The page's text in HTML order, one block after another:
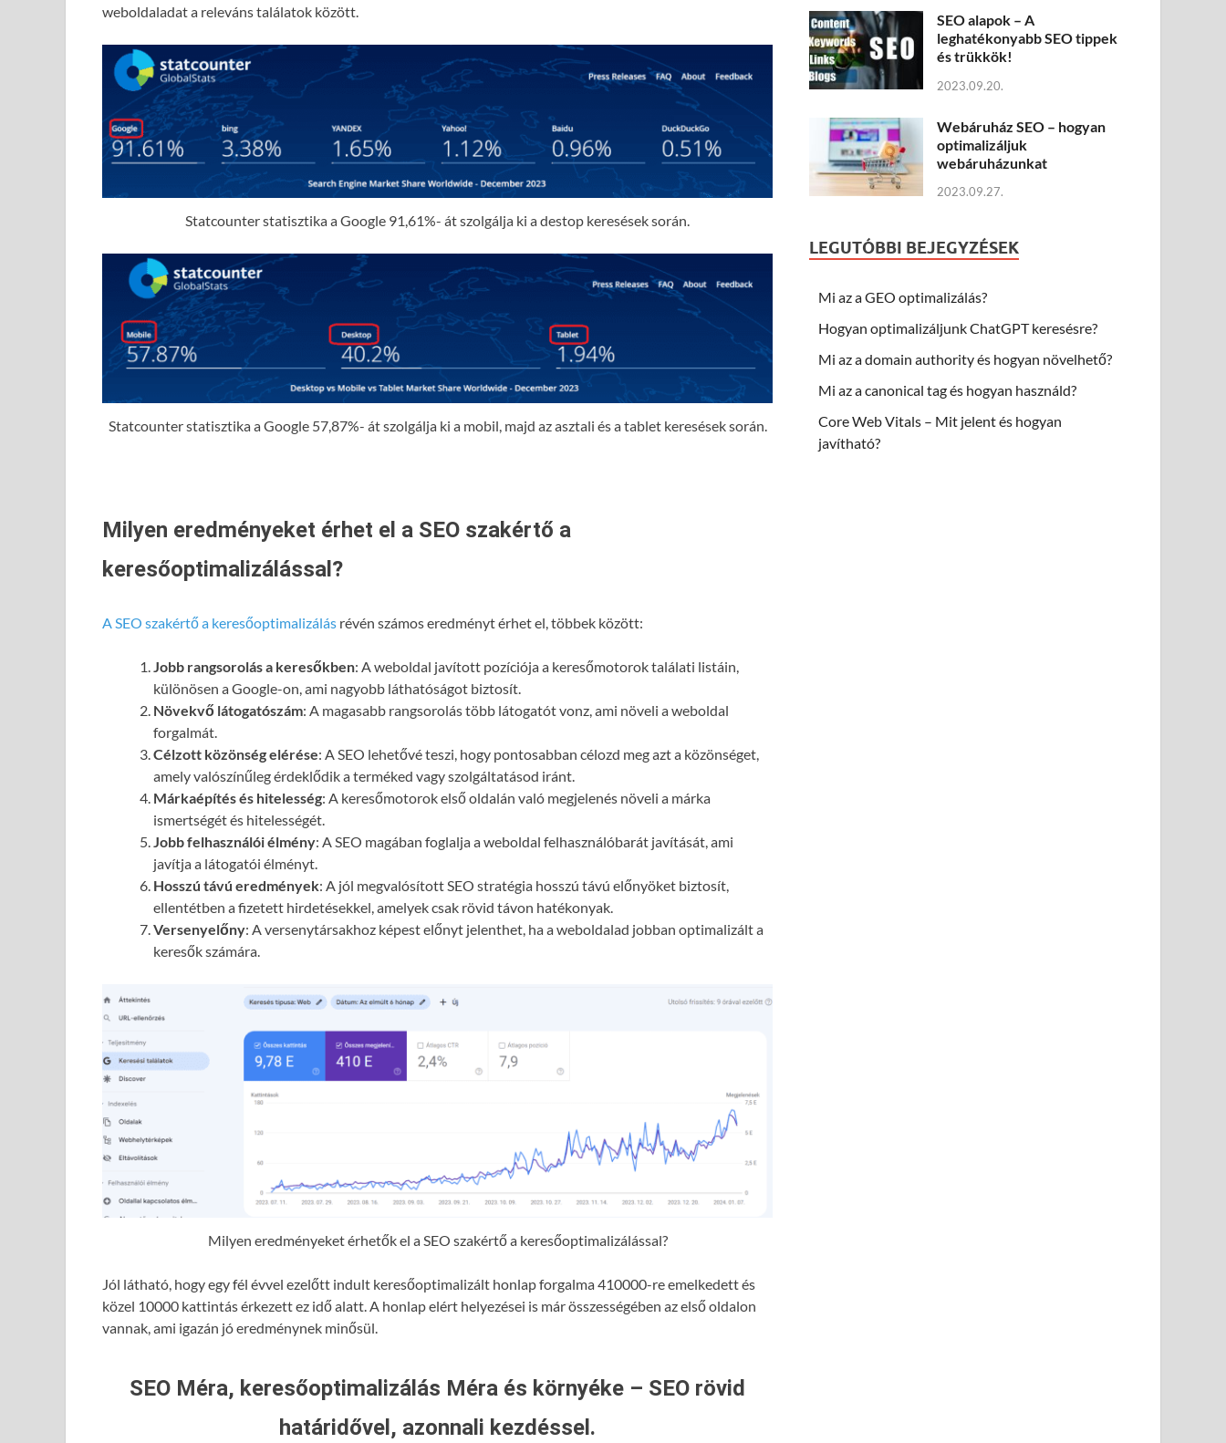
weboldaladat a releváns találatok között.
Statcounter statisztika a Google 91,61%- át szolgálja ki a destop keresések során.
Statcounter statisztika a Google 57,87%- át szolgálja ki a mobil, majd az asztali és a tablet keresések során.
Milyen eredményeket érhet el a SEO szakértő a
keresőoptimalizálással?
A SEO szakértő a keresőoptimalizálás révén számos eredményt érhet el, többek között:
Jobb rangsorolás a keresőkben: A weboldal javított pozíciója a keresőmotorok találati listáin,
különösen a Google-on, ami nagyobb láthatóságot biztosít.
Növekvő látogatószám: A magasabb rangsorolás több látogatót vonz, ami növeli a weboldal
forgalmát.
Célzott közönség elérése: A SEO lehetővé teszi, hogy pontosabban célozd meg azt a közönséget,
amely valószínűleg érdeklődik a terméked vagy szolgáltatásod iránt.
Márkaépítés és hitelesség: A keresőmotorok első oldalán való megjelenés növeli a márka
ismertségét és hitelességét.
Jobb felhasználói élmény: A SEO magában foglalja a weboldal felhasználóbarát javítását, ami
javítja a látogatói élményt.
Hosszú távú eredmények: A jól megvalósított SEO stratégia hosszú távú előnyöket biztosít,
ellentétben a fizetett hirdetésekkel, amelyek csak rövid távon hatékonyak.
Versenyelőny: A versenytársakhoz képest előnyt jelenthet, ha a weboldalad jobban optimalizált a
keresők számára.
Milyen eredményeket érhetők el a SEO szakértő a keresőoptimalizálással?
Jól látható, hogy egy fél évvel ezelőtt indult keresőoptimalizált honlap forgalma 410000-re emelkedett és
közel 10000 kattintás érkezett ez idő alatt. A honlap elért helyezései is már összességében az első oldalon
vannak, ami igazán jó eredménynek minősül.
SEO Méra, keresőoptimalizálás Méra és környéke – SEO rövid
határidővel, azonnali kezdéssel.
SEO alapok – A
leghatékonyabb SEO tippek
és trükkök!
2023.09.20.
Webáruház SEO – hogyan
optimalizáljuk
webáruházunkat
2023.09.27.
LEGUTÓBBI BEJEGYZÉSEK
Mi az a GEO optimalizálás?
Hogyan optimalizáljunk ChatGPT keresésre?
Mi az a domain authority és hogyan növelhető?
Mi az a canonical tag és hogyan használd?
Core Web Vitals – Mit jelent és hogyan
javítható?